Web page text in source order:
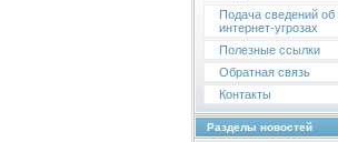
Подача сведений об
интернет-угрозах
Полезные ссылки
Обратная связь
Контакты
Разделы новостей